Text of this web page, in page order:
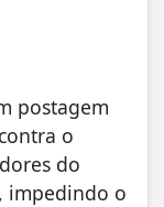
postagem
o
do
impedindo o